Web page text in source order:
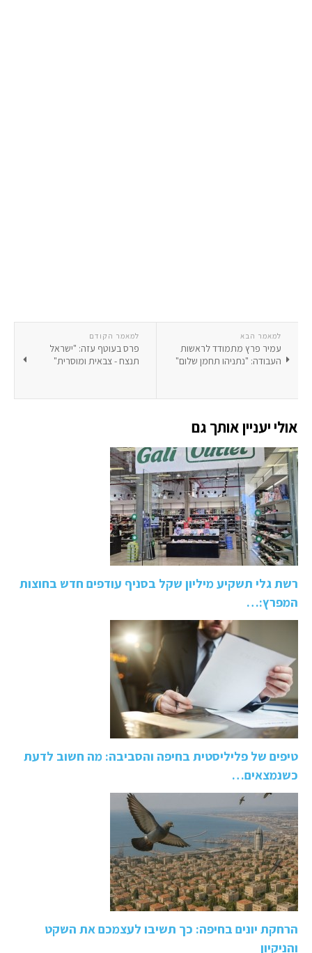
למאמר הקודם
פרס בעוטף עזה: "ישראל
תנצח - צבאית ומוסרית"
למאמר הבא
עמיר פרץ מתמודד לראשות
העבודה: "נתניהו תחמן שלום"
אולי יעניין אותך גם
רשת גלי תשקיע מיליון שקל בסניף עודפים חדש בחוצות
המפרץ:…
טיפים של פליליסטית בחיפה והסביבה: מה חשוב לדעת
כשנמצאים…
הרחקת יונים בחיפה: כך תשיבו לעצמכם את השקט
והניקיון